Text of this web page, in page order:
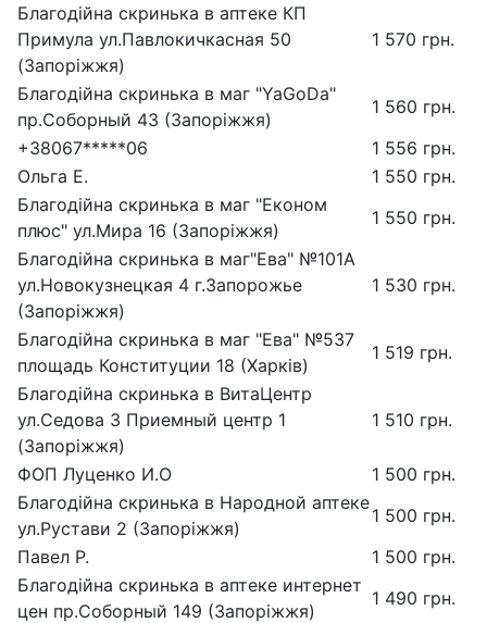
Благодійна скринька в аптеке КП
Примула ул.Павлокичкасная 50
(Запоріжжя)
1 570 грн.
Благодійна скринька в маг "YaGoDa"
пр.Соборный 43 (Запоріжжя)
1 560 грн.
+38067*****06
1 556 грн.
Ольга Е.
1 550 грн.
Благодійна скринька в маг "Економ
плюс" ул.Мира 16 (Запоріжжя)
1 550 грн.
Благодійна скринька в маг"Ева" №101А
ул.Новокузнецкая 4 г.Запорожье
(Запоріжжя)
1 530 грн.
Благодійна скринька в маг "Ева" №537
площадь Конституции 18 (Харків)
1 519 грн.
Благодійна скринька в ВитаЦентр
ул.Седова 3 Приемный центр 1
(Запоріжжя)
1 510 грн.
ФОП Луценко И.О
1 500 грн.
Благодійна скринька в Народной аптеке
ул.Рустави 2 (Запоріжжя)
1 500 грн.
Павел Р.
1 500 грн.
Благодійна скринька в аптеке интернет
цен пр.Соборный 149 (Запоріжжя)
1 490 грн.